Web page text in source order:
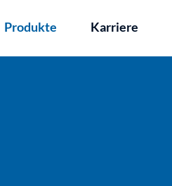
Produkte Karriere